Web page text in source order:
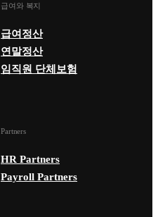
급여와 복지
급여정산
연말정산
임직원 단체보험
Partners
HR Partners
Payroll Partners